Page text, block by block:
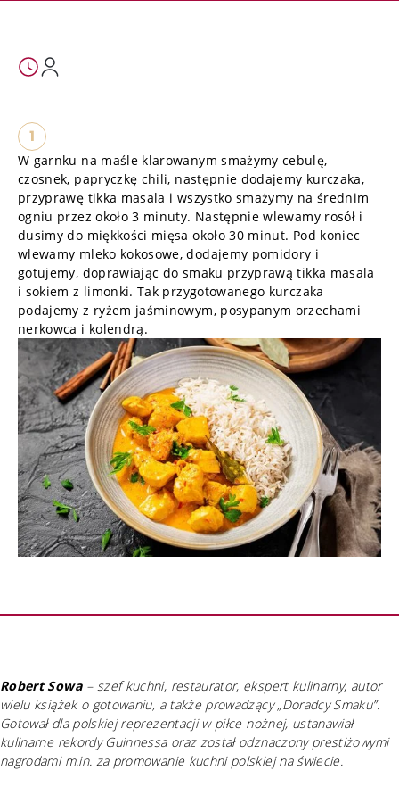
1
W garnku na maśle klarowanym smażymy cebulę,
czosnek, papryczkę chili, następnie dodajemy kurczaka,
przyprawę tikka masala i wszystko smażymy na średnim
ogniu przez około 3 minuty. Następnie wlewamy rosół i
dusimy do miękkości mięsa około 30 minut. Pod koniec
wlewamy mleko kokosowe, dodajemy pomidory i
gotujemy, doprawiając do smaku przyprawą tikka masala
i sokiem z limonki. Tak przygotowanego kurczaka
podajemy z ryżem jaśminowym, posypanym orzechami
nerkowca i kolendrą.
Robert Sowa– szef kuchni, restaurator, ekspert kulinarny, autor
wielu książek o gotowaniu, a także prowadzący „Doradcy Smaku”.
Gotował dla polskiej reprezentacji w piłce nożnej, ustanawiał
kulinarne rekordy Guinnessa oraz został odznaczony prestiżowymi
nagrodami m.in. za promowanie kuchni polskiej na świecie.